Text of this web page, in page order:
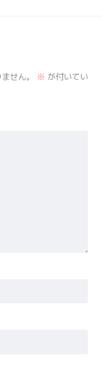
せん。 ※ が付いてい